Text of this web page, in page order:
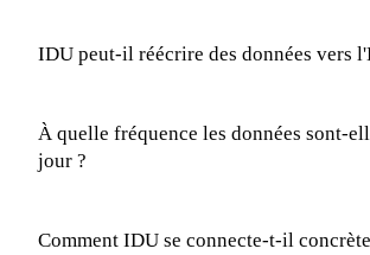
IDU peut-il réécrire des données vers
À quelle fréquence les données sont-
jour ?
Comment IDU se connecte-t-il